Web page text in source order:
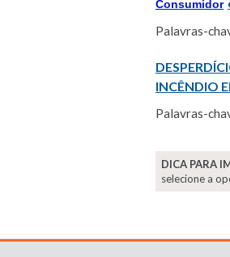
Consumidor
Palavras-
INCÊNDIO
Palavras-
DICA PARA
selecione a